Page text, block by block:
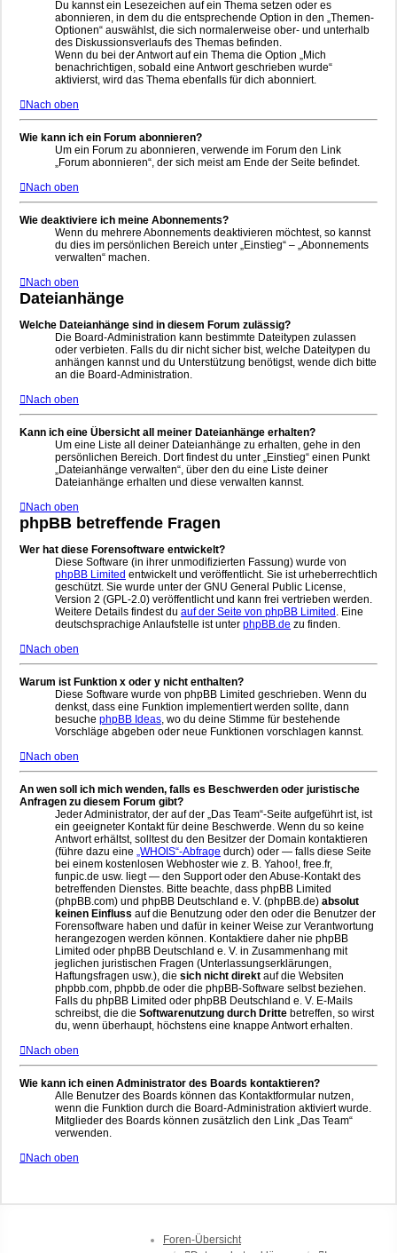
Du kannst ein Lesezeichen auf ein Thema setzen oder es
abonnieren, in dem du die entsprechende Option in den „Themen-
Optionen“ auswählst, die sich normalerweise ober- und unterhalb
des Diskussionsverlaufs des Themas befinden.
Wenn du bei der Antwort auf ein Thema die Option „Mich
benachrichtigen, sobald eine Antwort geschrieben wurde“
aktivierst, wird das Thema ebenfalls für dich abonniert.
Nach oben
Wie kann ich ein Forum abonnieren?
Um ein Forum zu abonnieren, verwende im Forum den Link
„Forum abonnieren“, der sich meist am Ende der Seite befindet.
Nach oben
Wie deaktiviere ich meine Abonnements?
Wenn du mehrere Abonnements deaktivieren möchtest, so kannst
du dies im persönlichen Bereich unter „Einstieg“ – „Abonnements
verwalten“ machen.
Nach oben
Dateianhänge
Welche Dateianhänge sind in diesem Forum zulässig?
Die Board-Administration kann bestimmte Dateitypen zulassen
oder verbieten. Falls du dir nicht sicher bist, welche Dateitypen du
anhängen kannst und du Unterstützung benötigst, wende dich bitte
an die Board-Administration.
Nach oben
Kann ich eine Übersicht all meiner Dateianhänge erhalten?
Um eine Liste all deiner Dateianhänge zu erhalten, gehe in den
persönlichen Bereich. Dort findest du unter „Einstieg“ einen Punkt
„Dateianhänge verwalten“, über den du eine Liste deiner
Dateianhänge erhalten und diese verwalten kannst.
Nach oben
phpBB betreffende Fragen
Wer hat diese Forensoftware entwickelt?
Diese Software (in ihrer unmodifizierten Fassung) wurde von
phpBB Limited entwickelt und veröffentlicht. Sie ist urheberrechtlich
geschützt. Sie wurde unter der GNU General Public License,
Version 2 (GPL-2.0) veröffentlicht und kann frei vertrieben werden.
Weitere Details findest du auf der Seite von phpBB Limited . Eine
deutschsprachige Anlaufstelle ist unter phpBB.de zu finden.
Nach oben
Warum ist Funktion x oder y nicht enthalten?
Diese Software wurde von phpBB Limited geschrieben. Wenn du
denkst, dass eine Funktion implementiert werden sollte, dann
besuche phpBB Ideas, wo du deine Stimme für bestehende
Vorschläge abgeben oder neue Funktionen vorschlagen kannst.
Nach oben
An wen soll ich mich wenden, falls es Beschwerden oder juristische
Anfragen zu diesem Forum gibt?
Jeder Administrator, der auf der „Das Team“-Seite aufgeführt ist, ist
ein geeigneter Kontakt für deine Beschwerde. Wenn du so keine
Antwort erhältst, solltest du den Besitzer der Domain kontaktieren
(führe dazu eine „WHOIS“-Abfrage durch) oder — falls diese Seite
bei einem kostenlosen Webhoster wie z. B. Yahoo!, free.fr,
funpic.de usw. liegt — den Support oder den Abuse-Kontakt des
betreffenden Dienstes. Bitte beachte, dass phpBB Limited
(phpBB.com) und phpBB Deutschland e. V. (phpBB.de) absolut
keinen Einfluss auf die Benutzung oder den oder die Benutzer der
Forensoftware haben und dafür in keiner Weise zur Verantwortung
herangezogen werden können. Kontaktiere daher nie phpBB
Limited oder phpBB Deutschland e. V. in Zusammenhang mit
jeglichen juristischen Fragen (Unterlassungserklärungen,
Haftungsfragen usw.), die sich nicht direkt auf die Websiten
phpbb.com, phpbb.de oder die phpBB-Software selbst beziehen.
Falls du phpBB Limited oder phpBB Deutschland e. V. E-Mails
schreibst, die die Softwarenutzung durch Dritte betreffen, so wirst
du, wenn überhaupt, höchstens eine knappe Antwort erhalten.
Nach oben
Wie kann ich einen Administrator des Boards kontaktieren?
Alle Benutzer des Boards können das Kontaktformular nutzen,
wenn die Funktion durch die Board-Administration aktiviert wurde.
Mitglieder des Boards können zusätzlich den Link „Das Team“
verwenden.
Nach oben
Foren-Übersicht